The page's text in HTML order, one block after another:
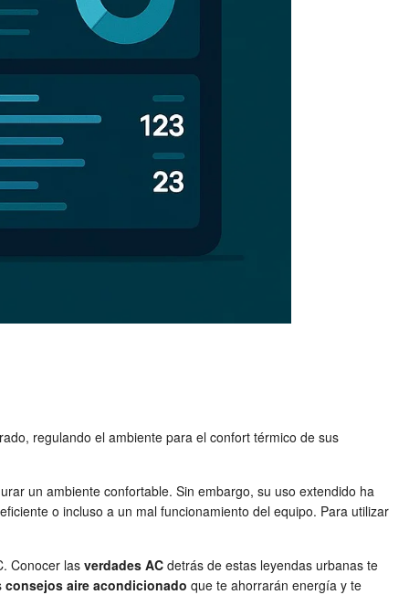
regulando el ambiente para el confort térmico de sus
un ambiente confortable. Sin embargo, su uso extendido ha
o incluso a un mal funcionamiento del equipo. Para utilizar
Conocer las verdades AC detrás de estas leyendas urbanas te
consejos aire acondicionado que te ahorrarán energía y te